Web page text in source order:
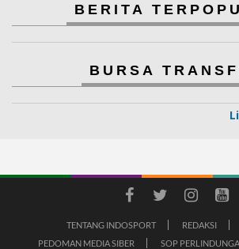
BERITA
BURSA
TENTANG INDOSPORT REDAKSI
PEDOMAN MEDIA SIBER
SOP